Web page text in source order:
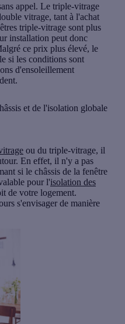
appel. Le triple-vitrage
vitrage, tant à l'achat
triple-vitrage sont plus
installation peut donc
ce prix plus élevé, le
si les conditions sont
d'ensoleillement
et de l'isolation globale
ou du triple-vitrage, il
En effet, il n'y a pas
si le châssis de la fenêtre
pour l'isolation des
de votre logement.
s'envisager de manière